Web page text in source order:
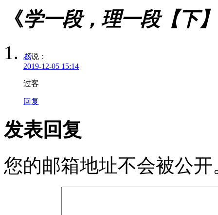
《学一段，理一段【下】
杨说：
2019-12-05 15:14
过客
回复
发表回复
您的邮箱地址不会被公开